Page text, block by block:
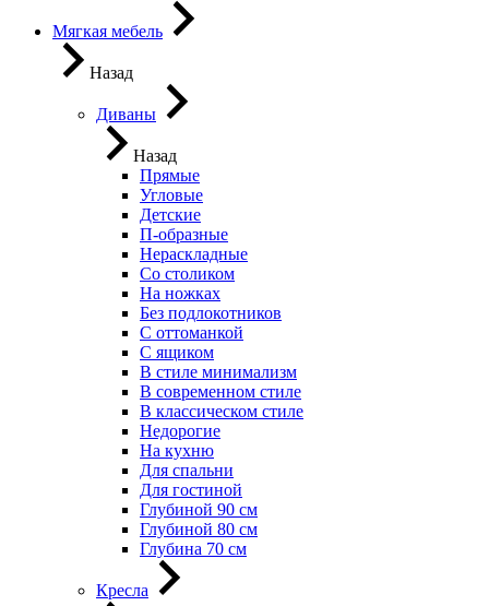
Мягкая мебель
Назад
Диваны
Назад
Прямые
Угловые
Детские
П-образные
Нераскладные
Со столиком
На ножках
Без подлокотников
С оттоманкой
С ящиком
В стиле минимализм
В современном стиле
В классическом стиле
Недорогие
На кухню
Для спальни
Для гостиной
Глубиной 90 см
Глубиной 80 см
Глубина 70 см
Кресла